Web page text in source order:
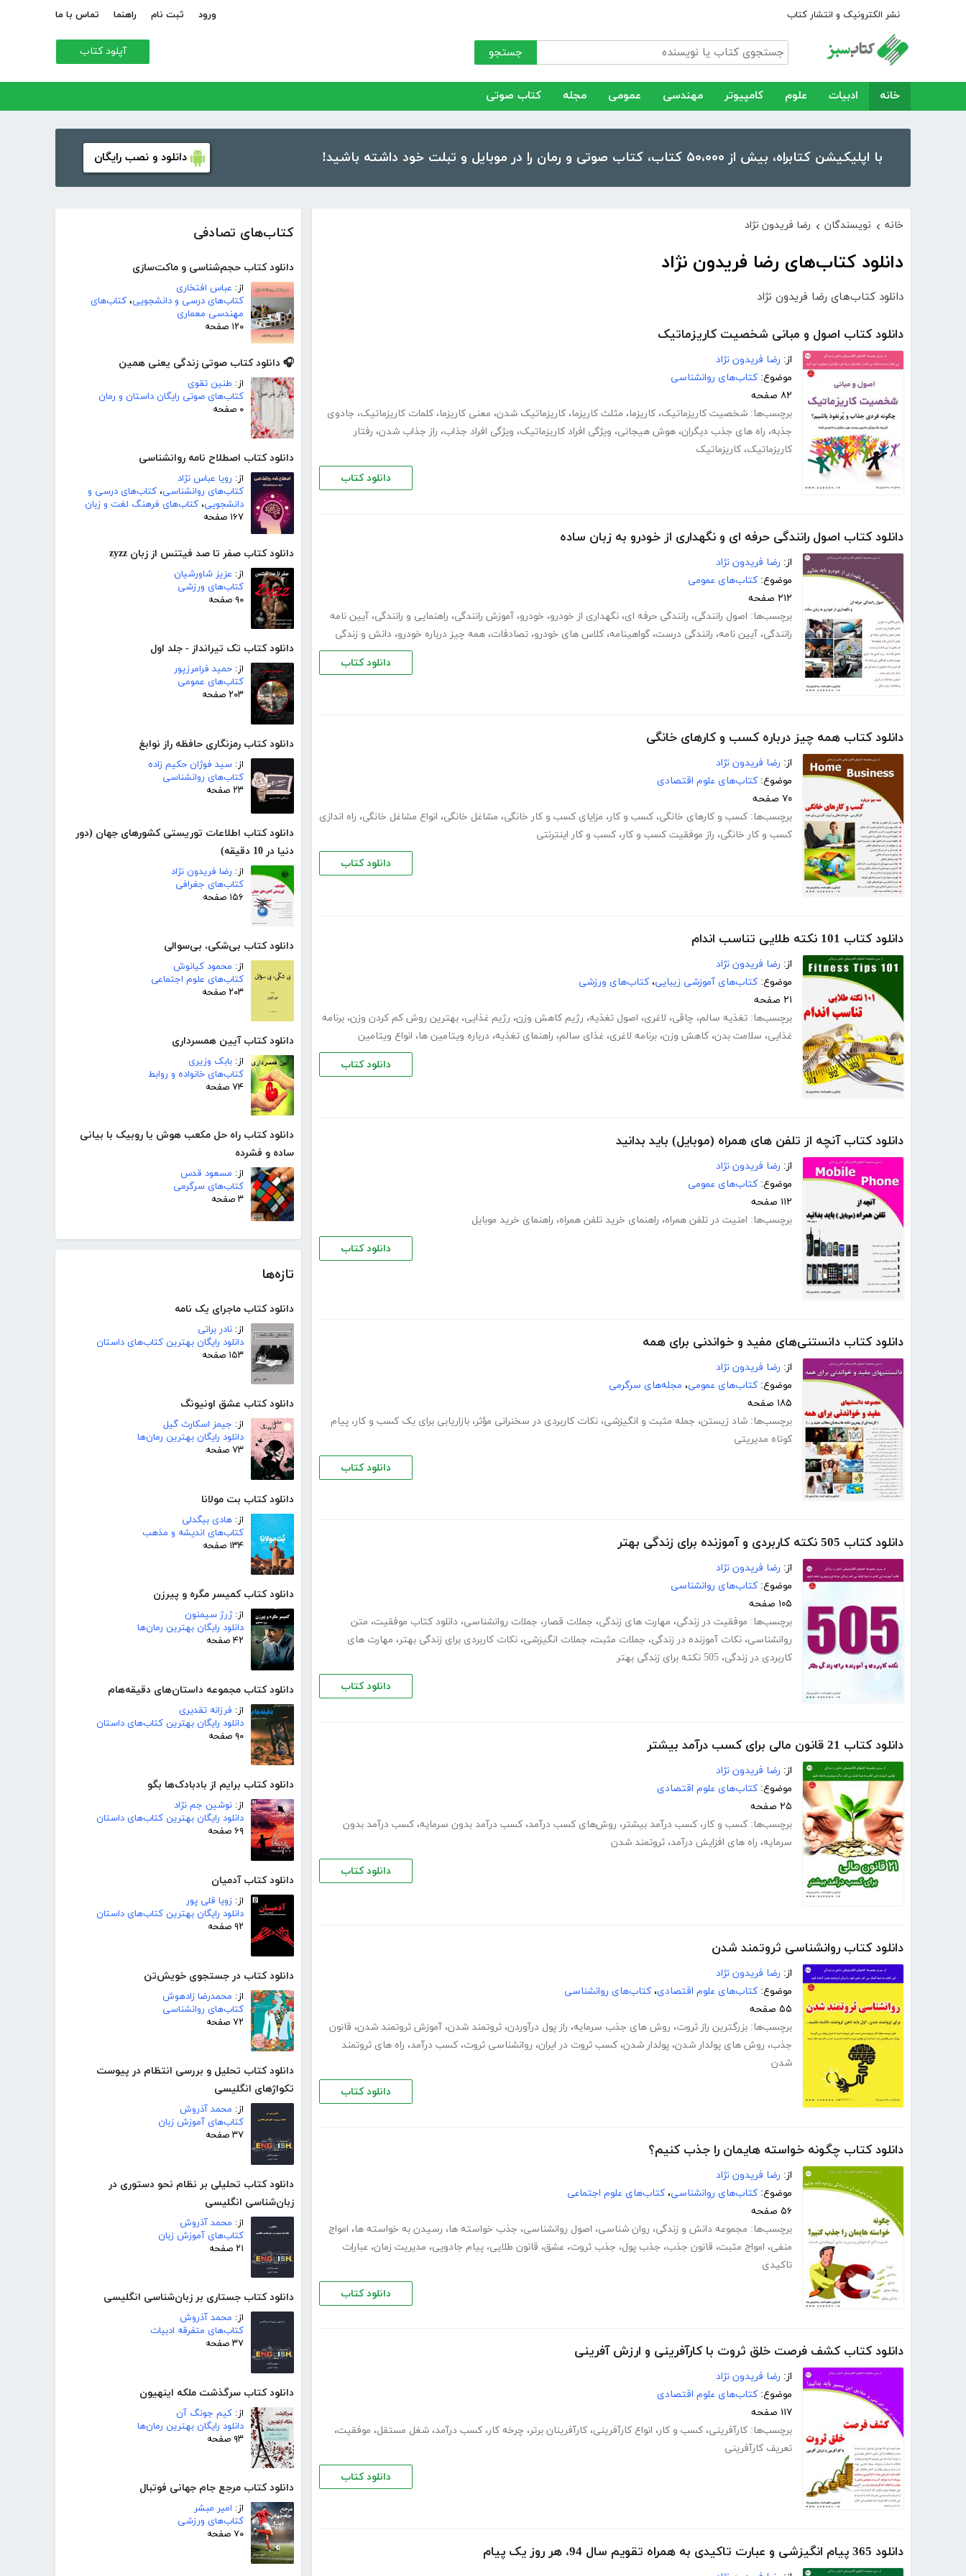
نشر الکترونیک و انتشار کتاب ورود ثبت نام راهنما تماس با ما
جستجو آپلود کتاب
خانه ادبیات علوم کامپیوتر مهندسی عمومی مجله کتاب صوتی
با اپلیکیشن کتابراه، بیش از ۵۰،۰۰۰ کتاب، کتاب صوتی و رمان را در موبایل و تبلت خود داشته باشید! دانلود و نصب رایگان
کتاب‌های تصادفی
دانلود کتاب حجم‌شناسی و ماکت‌سازی
از: عباس افتخاری
کتاب‌های درسی و دانشجویی، کتاب‌های
مهندسی معماری
۱۲۰ صفحه
🎧 دانلود کتاب صوتی زندگی یعنی همین
از: طنین تقوی
کتاب‌های صوتی رایگان داستان و رمان
۰ صفحه
دانلود کتاب اصطلاح نامه روانشناسی
از: رویا عباس نژاد
کتاب‌های روانشناسی، کتاب‌های درسی و
دانشجویی، کتاب‌های فرهنگ لغت و زبان
۱۶۷ صفحه
دانلود کتاب صفر تا صد فیتنس از زبان zyzz
از: عزیز شاورشیان
کتاب‌های ورزشی
۹۰ صفحه
دانلود کتاب تک تیرانداز - جلد اول
از: حمید فرامرزپور
کتاب‌های عمومی
۲۰۳ صفحه
دانلود کتاب رمزنگاری حافظه راز نوابغ
از: سید فوژان حکیم زاده
کتاب‌های روانشناسی
۲۳ صفحه
دانلود کتاب اطلاعات توریستی کشورهای جهان (دور
دنیا در 10 دقیقه)
از: رضا فریدون نژاد
کتاب‌های جغرافی
۱۵۶ صفحه
دانلود کتاب بی‌شکی، بی‌سوالی
از: محمود کیانوش
کتاب‌های علوم اجتماعی
۲۰۳ صفحه
دانلود کتاب آیین همسرداری
از: بابک وزیری
کتاب‌های خانواده و روابط
۷۴ صفحه
دانلود کتاب راه حل مکعب هوش یا روبیک با بیانی
ساده و فشرده
از: مسعود قدس
کتاب‌های سرگرمی
۳ صفحه
تازه‌ها
دانلود کتاب ماجرای یک نامه
از: نادر براتی
دانلود رایگان بهترین کتاب‌های داستان
۱۵۳ صفحه
دانلود کتاب عشق اونیونگ
از: جیمز اسکارث گیل
دانلود رایگان بهترین رمان‌ها
۷۳ صفحه
دانلود کتاب بت مولانا
از: هادی بیگدلی
کتاب‌های اندیشه و مذهب
۱۳۴ صفحه
دانلود کتاب کمیسر مگره و پیرزن
از:ژرژ سیمنون
دانلود رایگان بهترین رمان‌ها
۴۲ صفحه
دانلود کتاب مجموعه داستان‌های دقیقه‌هام
از: فرزانه تقدیری
دانلود رایگان بهترین کتاب‌های داستان
۹۰ صفحه
دانلود کتاب برایم از بادبادک‌ها بگو
از: نوشین جم نژاد
دانلود رایگان بهترین کتاب‌های داستان
۶۹ صفحه
دانلود کتاب آدمیان
از: زویا قلی پور
دانلود رایگان بهترین کتاب‌های داستان
۹۲ صفحه
دانلود کتاب در جستجوی خویش‌تن
از: محمدرضا زادهوش
کتاب‌های روانشناسی
۷۲ صفحه
دانلود کتاب تحلیل و بررسی انتظام در پیوست
تکواژهای انگلیسی
از: محمد آذروش
کتاب‌های آموزش زبان
۳۷ صفحه
دانلود کتاب تحلیلی بر نظام نحو دستوری در
زبان‌شناسی انگلیسی
از: محمد آذروش
کتاب‌های آموزش زبان
۲۱ صفحه
دانلود کتاب جستاری بر زبان‌شناسی انگلیسی
از: محمد آذروش
کتاب‌های متفرقه ادبیات
۳۷ صفحه
دانلود کتاب سرگذشت ملکه اینهیون
از: کیم جونگ آن
دانلود رایگان بهترین رمان‌ها
۹۳ صفحه
دانلود کتاب مرجع جام جهانی فوتبال
از: امیر مبشر
کتاب‌های ورزشی
۷۰ صفحه
خانه › نویسندگان › رضا فریدون نژاد
دانلود کتاب‌های رضا فریدون نژاد
دانلود کتاب‌های رضا فریدون نژاد
دانلود کتاب اصول و مبانی شخصیت کاریزماتیک
از: رضا فریدون نژاد
موضوع: کتاب‌های روانشناسی
۸۲ صفحه
برچسب‌ها: شخصیت کاریزماتیک، کاریزما، مثلث کاریزما، کاریزماتیک شدن، معنی کاریزما، کلمات کاریزماتیک، جادوی
جذبه، راه‌ های جذب دیگران، هوش هیجانی، ویژگی افراد کاریزماتیک، ویژگی افراد جذاب، راز جذاب شدن، رفتار
کاریزماتیک، کاریزماتیک
دانلود کتاب
دانلود کتاب اصول رانندگی حرفه ای و نگهداری از خودرو به زبان ساده
از: رضا فریدون نژاد
موضوع: کتاب‌های عمومی
۲۱۲ صفحه
برچسب‌ها: اصول رانندگی، رانندگی حرفه ای، نگهداری از خودرو، خودرو، آموزش رانندگی، راهنمایی و رانندگی، آیین نامه
رانندگی، آیین نامه، رانندگی درست، گواهینامه، کلاس های خودرو، تصادفات، همه چیز درباره خودرو، دانش و زندگی
دانلود کتاب
دانلود کتاب همه چیز درباره کسب و کارهای خانگی
از: رضا فریدون نژاد
موضوع: کتاب‌های علوم اقتصادی
۷۰ صفحه
برچسب‌ها: کسب و کارهای خانگی، کسب و کار، مزایای کسب و کار خانگی، مشاغل خانگی، انواع مشاغل خانگی، راه اندازی
کسب و کار خانگی، راز موفقیت کسب و کار، کسب و کار اینترنتی
دانلود کتاب
دانلود کتاب 101 نکته طلایی تناسب اندام
از: رضا فریدون نژاد
موضوع: کتاب‌های آموزشی زیبایی، کتاب‌های ورزشی
۲۱ صفحه
برچسب‌ها: تغذیه سالم، چاقی، لاغری، اصول تغذیه، رژیم کاهش وزن، رژیم غذایی، بهترین روش کم کردن وزن، برنامه
غذایی، سلامت بدن، کاهش وزن، برنامه لاغری، غذای سالم، راهنمای تغذیه، درباره ویتامین ها، انواع ویتامین
دانلود کتاب
دانلود کتاب آنچه از تلفن های همراه (موبایل) باید بدانید
از: رضا فریدون نژاد
موضوع: کتاب‌های عمومی
۱۱۲ صفحه
برچسب‌ها: امنیت در تلفن همراه، راهنمای خرید تلفن همراه، راهنمای خرید موبایل
دانلود کتاب
دانلود کتاب دانستنی‌های مفید و خواندنی برای همه
از: رضا فریدون نژاد
موضوع: کتاب‌های عمومی، مجله‌های سرگرمی
۱۸۵ صفحه
برچسب‌ها: شاد زیستن، جمله مثبت و انگیزشی، نکات کاربردی در سخنرانی مؤثر، بازاریابی برای یک کسب و کار، پیام
کوتاه مدیریتی
دانلود کتاب
دانلود کتاب 505 نکته کاربردی و آموزنده برای زندگی بهتر
از: رضا فریدون نژاد
موضوع: کتاب‌های روانشناسی
۱۰۵ صفحه
برچسب‌ها: موفقیت در زندگی، مهارت های زندگی، جملات قصار، جملات روانشناسی، دانلود کتاب موفقیت، متن
روانشناسی، نکات آموزنده در زندگی، جملات مثبت، جملات انگیزشی، نکات کاربردی برای زندگی بهتر، مهارت های
کاربردی در زندگی، 505 نکته برای زندگی بهتر
دانلود کتاب
دانلود کتاب 21 قانون مالی برای کسب درآمد بیشتر
از: رضا فریدون نژاد
موضوع: کتاب‌های علوم اقتصادی
۲۵ صفحه
برچسب‌ها: کسب و کار، کسب درآمد بیشتر، روش‌های کسب درآمد، کسب درآمد بدون سرمایه، کسب درآمد بدون
سرمایه، راه های افزایش درآمد، ثروتمند شدن
دانلود کتاب
دانلود کتاب روانشناسی ثروتمند شدن
از: رضا فریدون نژاد
موضوع: کتاب‌های علوم اقتصادی، کتاب‌های روانشناسی
۵۵ صفحه
برچسب‌ها: بزرگترین راز ثروت، روش های جذب سرمایه، راز پول درآوردن، ثروتمند شدن، آموزش ثروتمند شدن، قانون
جذب، روش های پولدار شدن، پولدار شدن، کسب ثروت در ایران، روانشناسی ثروت، کسب درآمد، راه های ثروتمند
شدن
دانلود کتاب
دانلود کتاب چگونه خواسته هایمان را جذب کنیم؟
از: رضا فریدون نژاد
موضوع: کتاب‌های روانشناسی، کتاب‌های علوم اجتماعی
۵۶ صفحه
برچسب‌ها: مجموعه دانش و زندگی، روان شناسی، اصول روانشناسی، جذب خواسته ها، رسیدن به خواسته ها، امواج
منفی، امواج مثبت، قانون جذب، جذب پول، جذب ثروت، عشق، قانون طلایی، پیام جادویی، مدیریت زمان، عبارات
تاکیدی
دانلود کتاب
دانلود کتاب کشف فرصت خلق ثروت با کارآفرینی و ارزش آفرینی
از: رضا فریدون نژاد
موضوع: کتاب‌های علوم اقتصادی
۱۱۷ صفحه
برچسب‌ها: کارآفرینی، کسب و کار، انواع کارآفرینی، کارآفرینان برتر، چرخه کار، کسب درآمد، شغل مستقل، موفقیت،
تعریف کارآفرینی
دانلود کتاب
دانلود 365 پیام انگیزشی و عبارت تاکیدی به همراه تقویم سال 94، هر روز یک پیام